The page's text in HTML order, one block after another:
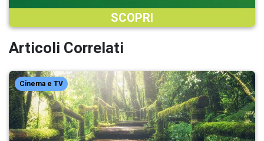
SCOPRI
Articoli Correlati
Cinema e TV